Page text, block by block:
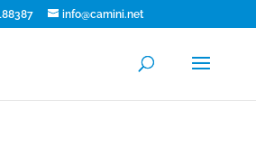
info@camini.net